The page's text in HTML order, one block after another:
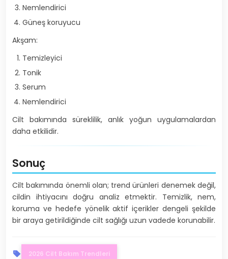
Nemlendirici
Güneş koruyucu
Akşam:
Temizleyici
Tonik
Serum
Nemlendirici
Cilt bakımında süreklilik, anlık yoğun uygulamalardan
daha etkilidir.
Sonuç
Cilt bakımında önemli olan; trend ürünleri denemek değil,
cildin ihtiyacını doğru analiz etmektir. Temizlik, nem,
koruma ve hedefe yönelik aktif içerikler dengeli şekilde
bir araya getirildiğinde cilt sağlığı uzun vadede korunabilir.
2026 Cilt Bakım Trendleri